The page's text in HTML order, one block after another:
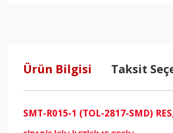
Ürün Bilgisi Taksit
SMT-R015-1 (TOL-2817-SMD)